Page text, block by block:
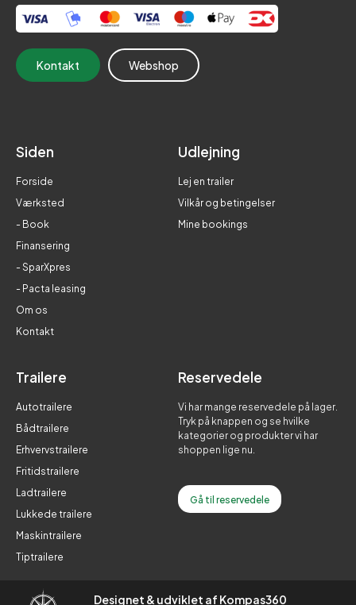
Kontakt Webshop
Siden
Forside
Værksted
- Book
Finansering
- SparXpres
- Pacta leasing
Om os
Kontakt
Udlejning
Lej en trailer
Vilkår og betingelser
Mine bookings
Trailere
Autotrailere
Bådtrailere
Erhvervstrailere
Fritidstrailere
Ladtrailere
Lukkede trailere
Maskintrailere
Tiptrailere
Reservedele
Vi har mange reservedele på lager.
Tryk på knappen og se hvilke
kategorier og produkter vi har
shoppen lige nu.
Gå til reservedele
Designet & udviklet af Kompas360